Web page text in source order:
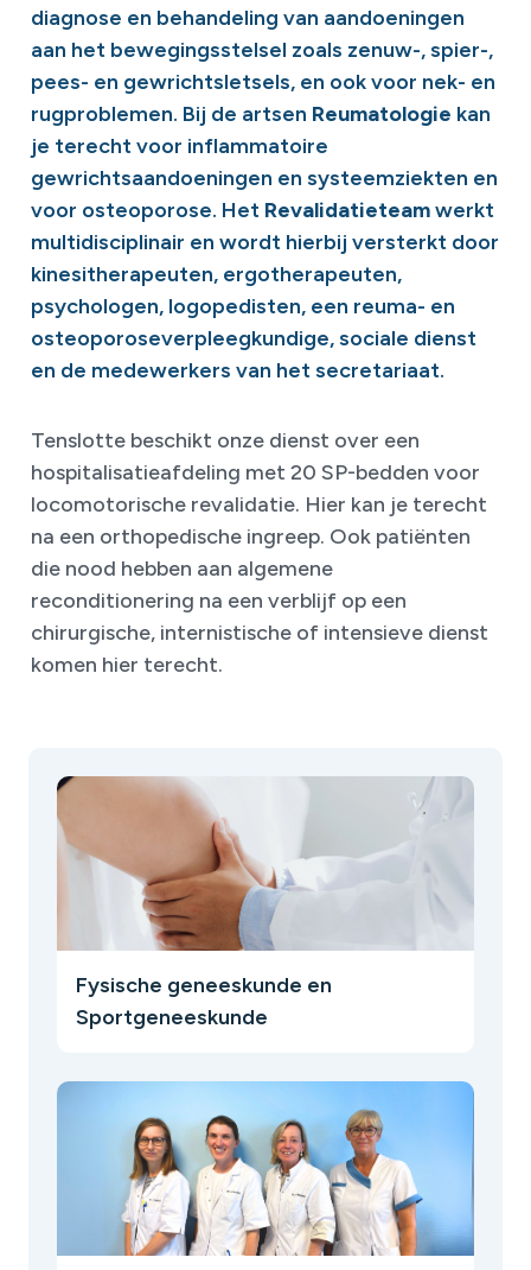
diagnose en behandeling van aandoeningen
aan het bewegingsstelsel zoals zenuw-, spier-,
pees- en gewrichtsletsels, en ook voor nek- en
rugproblemen. Bij de artsen Reumatologie kan
je terecht voor inflammatoire
gewrichtsaandoeningen en systeemziekten en
voor osteoporose. Het Revalidatieteamwerkt
multidisciplinair en wordt hierbij versterkt door
kinesitherapeuten, ergotherapeuten,
psychologen, logopedisten, een reuma- en
osteoporoseverpleegkundige, sociale dienst
en de medewerkers van het secretariaat.
Tenslotte beschikt onze dienst over een
hospitalisatieafdeling met 20 SP-bedden voor
locomotorische revalidatie. Hier kan je terecht
na een orthopedische ingreep. Ook patiënten
die nood hebben aan algemene
reconditionering na een verblijf op een
chirurgische, internistische of intensieve dienst
komen hier terecht.
Fysische geneeskunde en
Sportgeneeskunde